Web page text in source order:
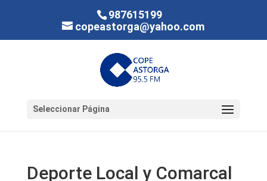
987615199
copeastorga@yahoo.com
Seleccionar Página
Deporte Local y Comarcal